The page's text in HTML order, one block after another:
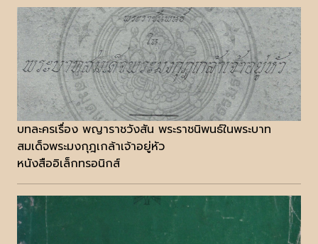
บทละครเรื่อง พญาราชวังสัน พระราชนิพนธ์ในพระบาท
สมเด็จพระมงกุฎเกล้าเจ้าอยู่หัว
หนังสืออิเล็กทรอนิกส์